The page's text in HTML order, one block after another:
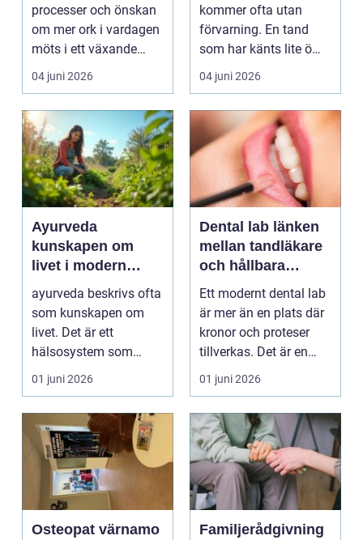
processer och önskan
om mer ork i vardagen
möts i ett växande
intresse för fotot...
04 juni 2026
kommer ofta utan
förvarning. En tand
som har känts lite öm
kan plötsligt göra så
on...
04 juni 2026
Ayurveda
kunskapen om
livet i modern
vardag
ayurveda beskrivs ofta
som kunskapen om
livet. Det är ett
hälsosystem som
betonar balans, helhet
och...
01 juni 2026
Dental lab länken
mellan tandläkare
och hållbara
leenden
Ett modernt dental lab
är mer än en plats där
kronor och proteser
tillverkas. Det är en
teknisk och ...
01 juni 2026
Osteopat värnamo
Familjerådgivning